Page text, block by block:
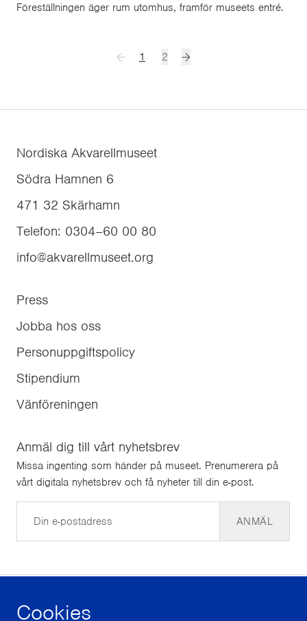
Cookies
Föreställningen äger rum utomhus, framför museets entré.
1 2
Nordiska Akvarellmuseet
Södra Hamnen 6
471 32 Skärhamn
Telefon: 0304–60 00 80
info@akvarellmuseet.org
Press
Jobba hos oss
Personuppgiftspolicy
Stipendium
Vänföreningen
Anmäl dig till vårt nyhetsbrev
Missa ingenting som händer på museet. Prenumerera på
vårt digitala nyhetsbrev och få nyheter till din e-post.
ANMÄL